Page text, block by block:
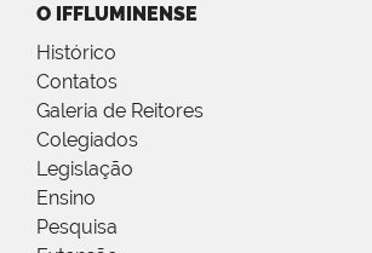
O IFFLUMINENSE
Histórico
Contatos
Galeria de Reitores
Colegiados
Legislação
Ensino
Pesquisa